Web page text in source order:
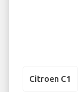
Citroen C1